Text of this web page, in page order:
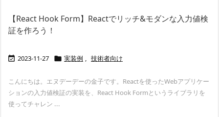
【React Hook Form】Reactでリッチ&モダンな入力値検
証を作ろう！
 2023-11-27  実装例 , 技術者向け
こんにちは。エヌデーデーの金子です。Reactを使ったWebアプリケー
ションの入力値検証の実装を、React Hook Formというライブラリを
使ってチャレン ...